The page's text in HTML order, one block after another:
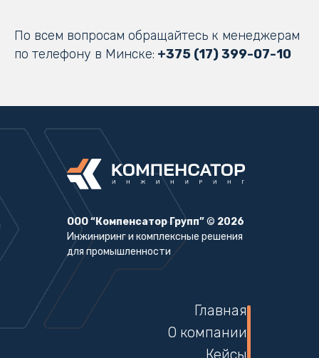
По всем вопросам обращайтесь к менеджерам
по телефону в Минске: +375 (17) 399-07-10
ООО “Компенсатор Групп”© 2026
Инжиниринг и комплексные решения
для промышленности
Главная
О компании
Кейсы